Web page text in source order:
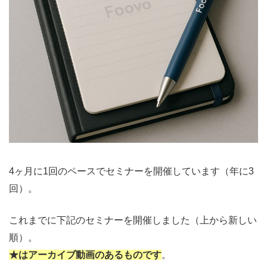
4ヶ月に1回のペースでセミナーを開催しています（年に3
回）。
これまでに下記のセミナーを開催しました（上から新しい
順）。
★はアーカイブ動画のあるものです。